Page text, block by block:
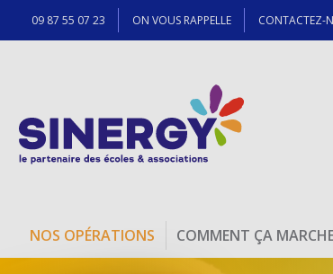
09 87 55 07 23 ON VOUS RAPPELLE CONTACTEZ-
NOS OPÉRATIONS COMMENT ÇA